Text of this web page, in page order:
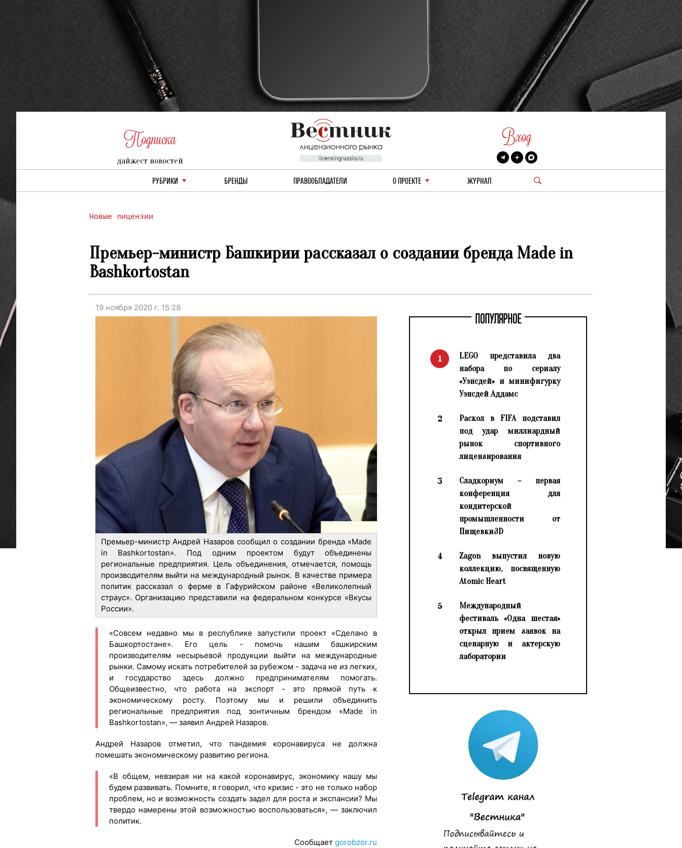
Подписка
дайжест новостей
Вход
РУБРИКИ БРЕНДЫ ПРАВООБЛАДАТЕЛИ О ПРОЕКТЕ ЖУРНАЛ
Новые лицензии
Премьер-министр Башкирии рассказал о создании бренда Made in
Bashkortostan
19 ноября 2020 г. 15:28
Премьер-министр Андрей Назаров сообщил о создании бренда «Made
in Bashkortostan». Под одним проектом будут объединены
региональные предприятия. Цель объединения, отмечается, помощь
производителям выйти на международный рынок. В качестве примера
политик рассказал о ферме в Гафурийском районе «Великолепный
страус». Организацию представили на федеральном конкурсе «Вкусы
России».
«Совсем недавно мы в республике запустили проект «Сделано в
Башкортостане». Его цель - помочь нашим башкирским
производителям несырьевой продукции выйти на международные
рынки. Самому искать потребителей за рубежом - задача не из легких,
и государство здесь должно предпринимателям помогать.
Общеизвестно, что работа на экспорт - это прямой путь к
экономическому росту. Поэтому мы и решили объединить
региональные предприятия под зонтичным брендом «Made in
Bashkortostan», — заявил Андрей Назаров.
Андрей Назаров отметил, что пандемия коронавируса не должна
помешать экономическому развитию региона.
«В общем, невзирая ни на какой коронавирус, экономику нашу мы
будем развивать. Помните, я говорил, что кризис - это не только набор
проблем, но и возможность создать задел для роста и экспансии? Мы
твердо намерены этой возможностью воспользоваться», — заключил
политик.
Сообщаетgorobzor.ru
ПОПУЛЯРНОЕ
1
LEGO представила два
набора по сериалу
«Уэнсдей» и минифигурку
Уэнсдей Аддамс
2
Раскол в FIFA подставил
под удар миллиардный
рынок спортивного
лицензирования
3
Сладкориум – первая
конференция для
кондитерской
промышленности от
Пищевки3D
4
Zagon выпустил новую
коллекцию, посвященную
Atomic Heart
5
Международный
фестиваль «Одна шестая»
открыл прием заявок на
сценарную и актерскую
лаборатории